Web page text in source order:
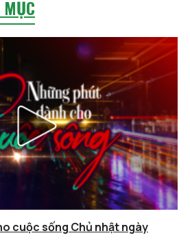
MỤC
cuộc sống Chủ nhật ngày